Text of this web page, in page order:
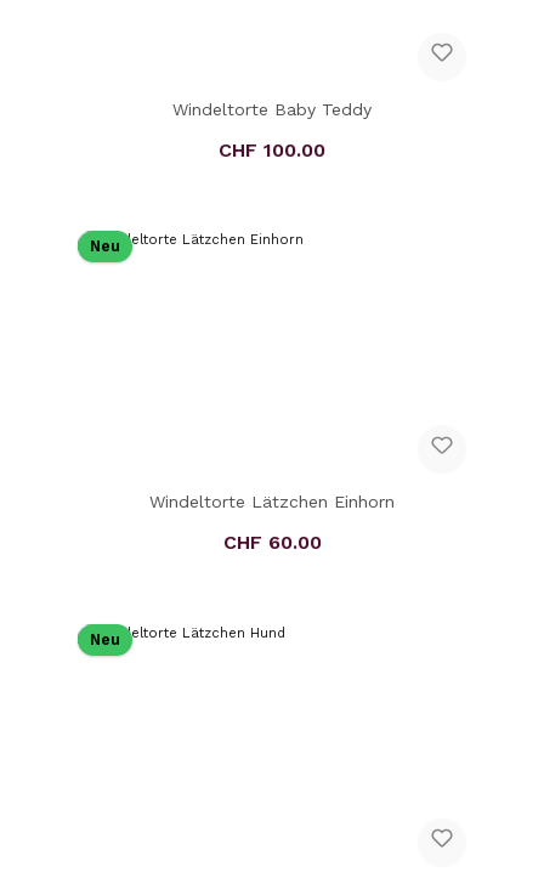
Windeltorte Baby Teddy
Regulärer Preis:
CHF 100.00
Neu
Windeltorte Lätzchen Einhorn
Regulärer Preis:
CHF 60.00
Neu